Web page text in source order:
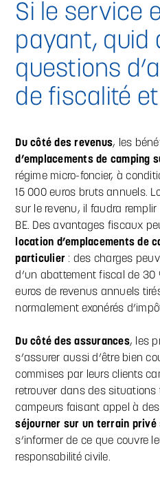
Si le service
payant, quid
questions
de fiscalité
Du côté des revenus, les
d’emplacements de camping
régime micro-foncier, à
15 000 euros bruts annuels.
sur le revenu, il faudra
BE. Des avantages fiscaux
location d’emplacements de
particulier : des charges
d’un abattement fiscal de 30
euros de revenus annuels
normalement exonérés
Du côté des assurances, les
s’assurer aussi d’être bien
commises par leurs clients
retrouver dans des situations
campeurs faisant appel à
séjourner sur un terrain privé
s’informer de ce que couvre
responsabilité civile.